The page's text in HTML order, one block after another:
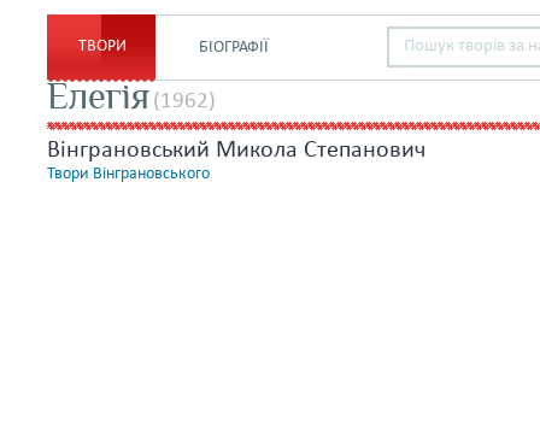
ТВОРИ БІОГРАФІЇ
Елегія (1962)
Вінграновський Микола Степанович
Твори Вінграновського